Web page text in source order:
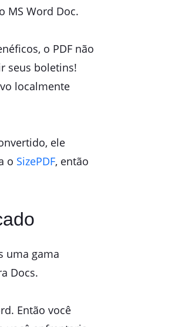
MS Word Doc.
o PDF não
seus boletins!
localmente
ele
o SizePDF, então
uma gama
Docs.
Então você